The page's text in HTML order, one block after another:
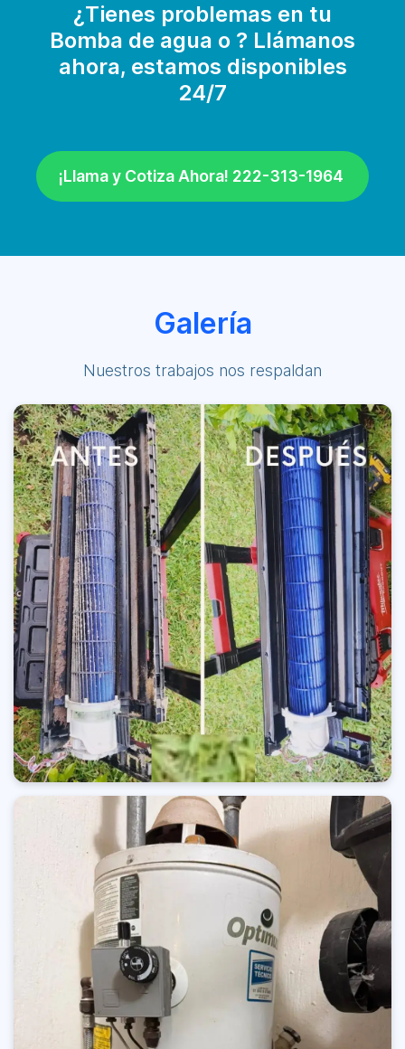
¿Tienes problemas en tu
Bomba de agua o ? Llámanos
ahora, estamos disponibles
24/7
¡Llama y Cotiza Ahora! 222-313-1964
Galería
Nuestros trabajos nos respaldan